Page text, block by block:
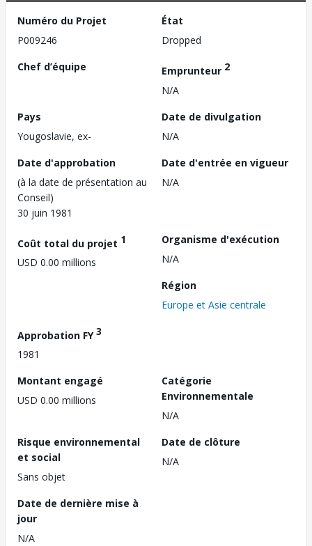
Numéro du Projet
P009246
État
Dropped
Chef d’équipe
Emprunteur 2
N/A
Pays
Yougoslavie, ex-
Date de divulgation
N/A
Date d'approbation
(à la date de présentation au
Conseil)
30 juin 1981
Date d'entrée en vigueur
N/A
Coût total du projet 1
USD 0.00 millions
Organisme d'exécution
N/A
Région
Europe et Asie centrale
Approbation FY3
1981
Montant engagé
USD 0.00 millions
Catégorie
Environnementale
N/A
Risque environnemental
et social
Sans objet
Date de clôture
N/A
Date de dernière mise à
jour
N/A